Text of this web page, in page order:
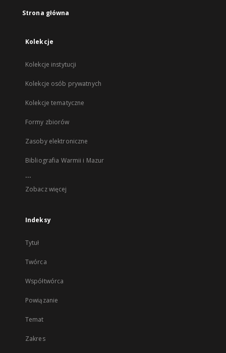
Strona główna
Kolekcje
Kolekcje instytucji
Kolekcje osób prywatnych
Kolekcje tematyczne
Formy zbiorów
Zasoby elektroniczne
Bibliografia Warmii i Mazur
...
Zobacz więcej
Indeksy
Tytuł
Twórca
Współtwórca
Powiązanie
Temat
Zakres